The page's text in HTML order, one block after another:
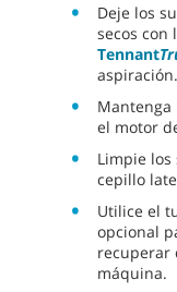
Deje los
secos con
Tennant
aspiración.
Mantenga
el motor
Limpie los
cepillo
Utilice el
opcional
recuperar
máquina.